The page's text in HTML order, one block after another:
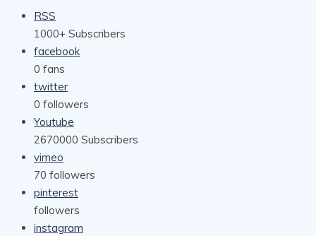
RSS
1000+ Subscribers
facebook
0 fans
twitter
0 followers
Youtube
2670000 Subscribers
vimeo
70 followers
pinterest
followers
instagram